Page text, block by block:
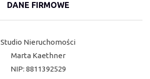
DANE FIRMOWE
Studio Nieruchomości
Marta Kaethner
NIP: 8811392529